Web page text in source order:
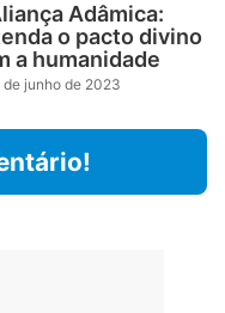
Adâmica:
o pacto divino
a humanidade
de junho de 2023